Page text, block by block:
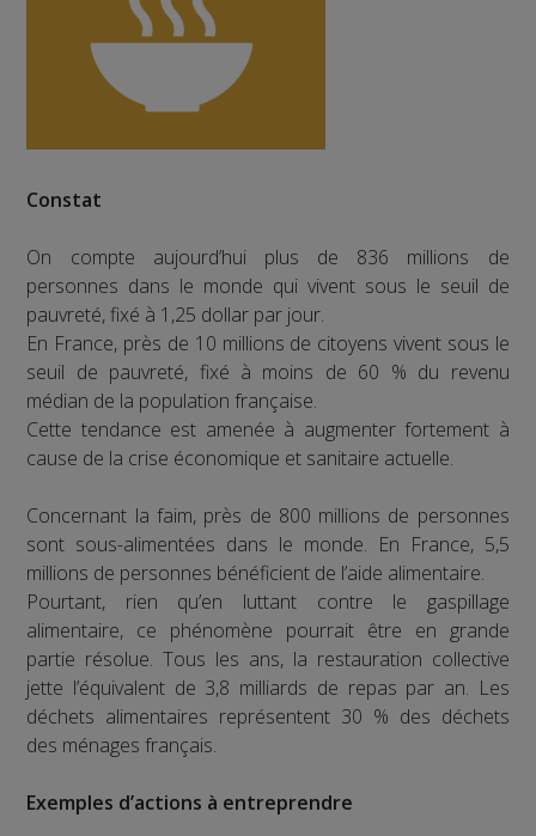
Constat
On compte aujourd’hui plus de 836 millions de
personnes dans le monde qui vivent sous le seuil de
pauvreté, fixé à 1,25 dollar par jour.
En France, près de 10 millions de citoyens vivent sous le
seuil de pauvreté, fixé à moins de 60 % du revenu
médian de la population française.
Cette tendance est amenée à augmenter fortement à
cause de la crise économique et sanitaire actuelle.
Concernant la faim, près de 800 millions de personnes
sont sous-alimentées dans le monde. En France, 5,5
millions de personnes bénéficient de l’aide alimentaire.
Pourtant, rien qu’en luttant contre le gaspillage
alimentaire, ce phénomène pourrait être en grande
partie résolue. Tous les ans, la restauration collective
jette l’équivalent de 3,8 milliards de repas par an. Les
déchets alimentaires représentent 30 % des déchets
des ménages français.
Exemples d’actions à entreprendre